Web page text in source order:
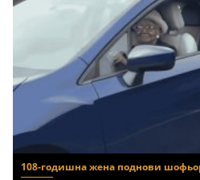
108-годишна жена поднови